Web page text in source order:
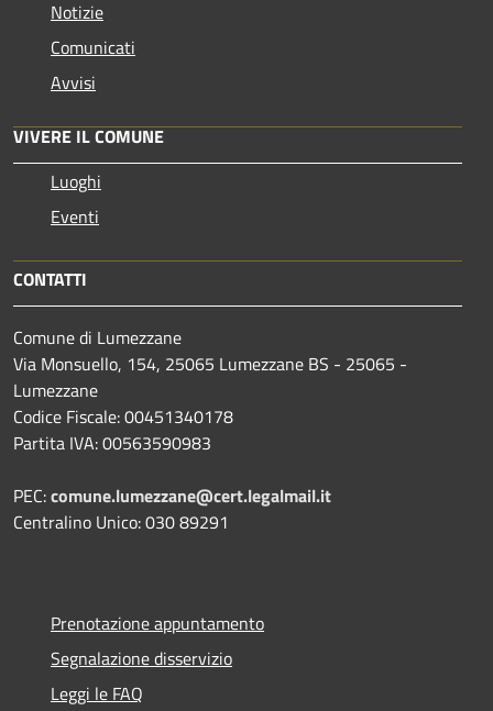
Notizie
Comunicati
Avvisi
VIVERE IL COMUNE
Luoghi
Eventi
CONTATTI
Comune di Lumezzane
Via Monsuello, 154, 25065 Lumezzane BS - 25065 -
Lumezzane
Codice Fiscale: 00451340178
Partita IVA: 00563590983
PEC:comune.lumezzane@cert.legalmail.it
Centralino Unico: 030 89291
Prenotazione appuntamento
Segnalazione disservizio
Leggi le FAQ